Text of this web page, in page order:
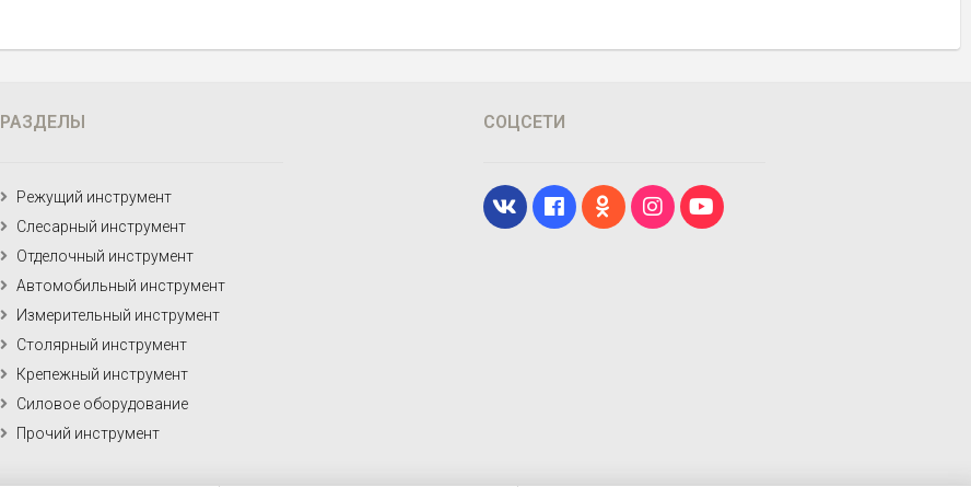
РАЗДЕЛЫ
Режущий инструмент
Слесарный инструмент
Отделочный инструмент
Автомобильный инструмент
Измерительный инструмент
Столярный инструмент
Крепежный инструмент
Силовое оборудование
Прочий инструмент
СОЦСЕТИ